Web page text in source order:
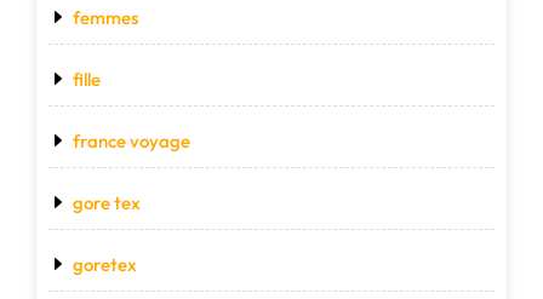
femmes
fille
france voyage
gore tex
goretex